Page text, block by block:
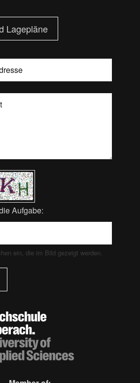
Lagepläne
Aufgabe:
ein, die im Bild gezeigt werden.